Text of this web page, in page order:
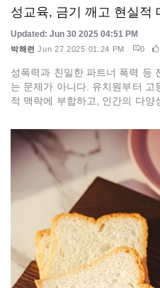
성교육, 금기 깨고 현실적
Updated: Jun 30 2025 04:51 PM
박해련 Jun 27 2025 01:24 PM 0
성폭력과 친밀한 파트너 폭력 등
는 문제가 아니다. 유치원부터 고
적 맥락에 부합하고, 인간의 다양